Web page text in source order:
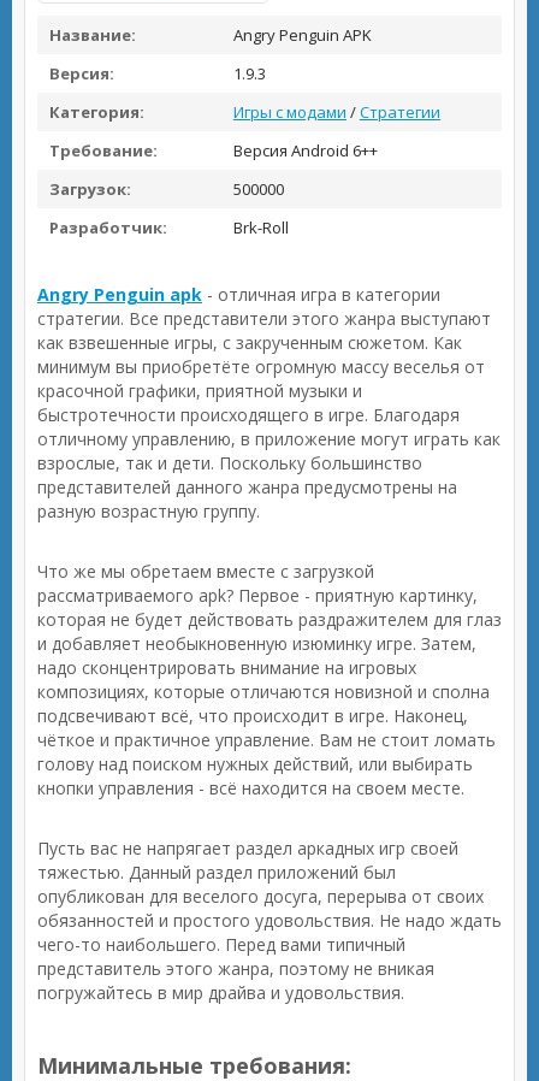
Название:
Angry Penguin APK
Версия:
1.9.3
Категория:
Игры с модами /Стратегии
Требование:
Версия Android 6++
Загрузок:
500000
Разработчик:
Brk-Roll
Angry Penguin apk - отличная игра в категории
стратегии. Все представители этого жанра выступают
как взвешенные игры, с закрученным сюжетом. Как
минимум вы приобретёте огромную массу веселья от
красочной графики, приятной музыки и
быстротечности происходящего в игре. Благодаря
отличному управлению, в приложение могут играть как
взрослые, так и дети. Поскольку большинство
представителей данного жанра предусмотрены на
разную возрастную группу.
Что же мы обретаем вместе с загрузкой
рассматриваемого apk? Первое - приятную картинку,
которая не будет действовать раздражителем для глаз
и добавляет необыкновенную изюминку игре. Затем,
надо сконцентрировать внимание на игровых
композициях, которые отличаются новизной и сполна
подсвечивают всё, что происходит в игре. Наконец,
чёткое и практичное управление. Вам не стоит ломать
голову над поиском нужных действий, или выбирать
кнопки управления - всё находится на своем месте.
Пусть вас не напрягает раздел аркадных игр своей
тяжестью. Данный раздел приложений был
опубликован для веселого досуга, перерыва от своих
обязанностей и простого удовольствия. Не надо ждать
чего-то наибольшего. Перед вами типичный
представитель этого жанра, поэтому не вникая
погружайтесь в мир драйва и удовольствия.
Минимальные требования: